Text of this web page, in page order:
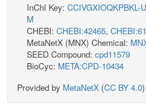
InChI Key: CCIVGXIOQKPBKL-
M
CHEBI: CHEBI:42465,
MetaNetX (MNX) Chemical:
SEED Compound: cpd11579
BioCyc: META:CPD-10434
Provided by MetaNetX (CC BY 4.0)